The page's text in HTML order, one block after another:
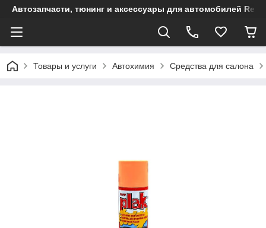
Автозапчасти, тюнинг и аксессуары для автомобилей
Товары и услуги Автохимия Средства для салона